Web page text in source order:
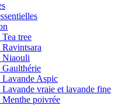
tree
Niaouli
Gaulthérie
Lavande Aspic
vraie et lavande fine
Menthe poivrée